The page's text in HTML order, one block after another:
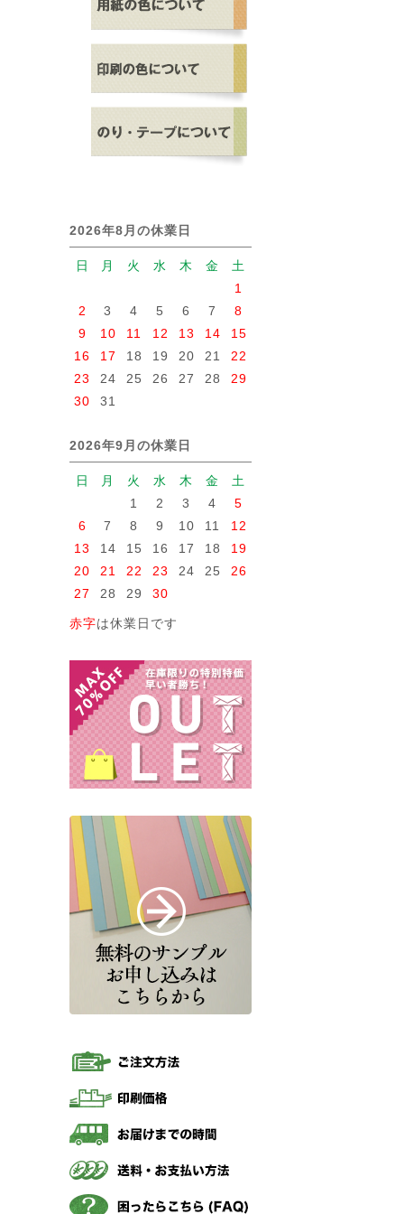
2026年8月の休業日
日 月 火 水 木 金
土
1
2
3 4 5 6 7
8
9
10 11 12 13 14
15
16
17 18 19 20 21
22
23
24 25 26 27 28
29
30
31
2026年9月の休業日
日 月 火 水 木 金
土
1
2 3 4
5
6
7 8 9 10 11
12
13
14 15 16 17 18
19
20
21 22 23 24 25
26
27
28 29 30
赤字は休業日です